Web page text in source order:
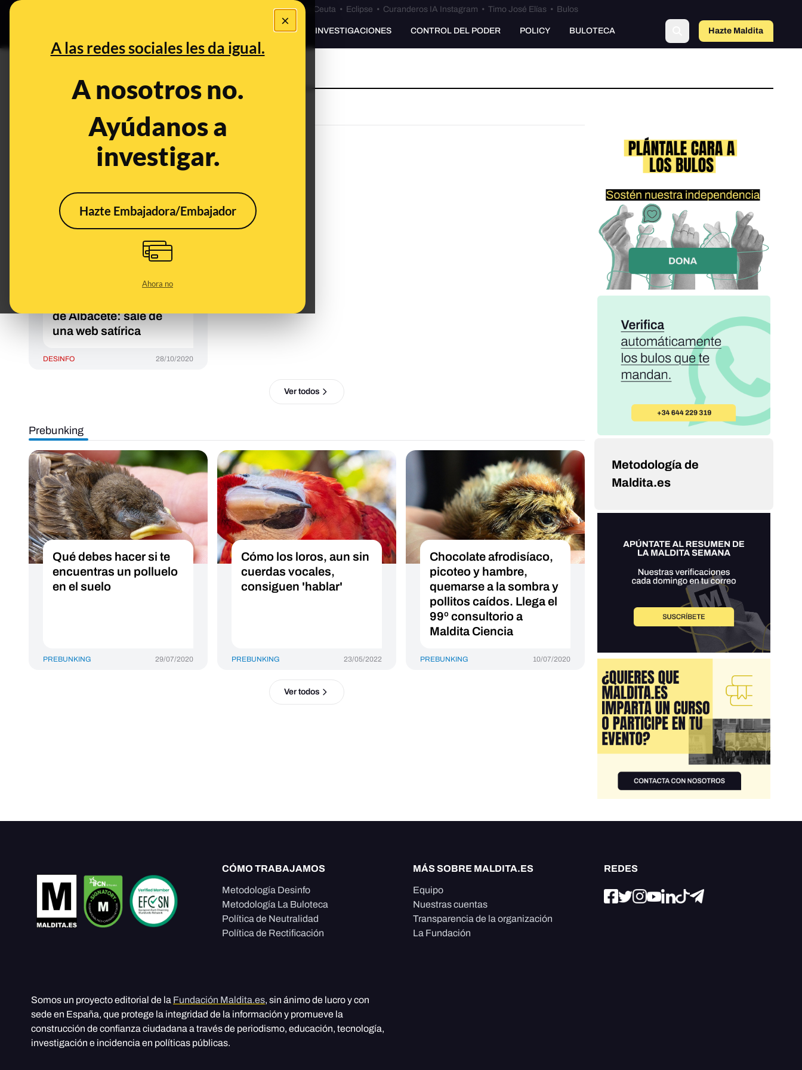
×
A las redes sociales les da igual.
A nosotros no.
Ayúdanos a
investigar.
Hazte Embajadora/Embajador
Ahora no
Especial Ceuta•Bulos Ceuta • Eclipse • Curanderos IA Instagram • Timo José Elías • Bulos
PREBUNKING INVESTIGACIONES CONTROL DEL PODER POLICY BULOTECA Hazte Maldita
No, una persona no se
disfrazó de pájaro, se
defecó encima de dos
de Albacete: sale de
una web satírica
DESINFO 28/10/2020
Ver todos
Prebunking
Qué debes hacer si te
encuentras un polluelo
en el suelo
PREBUNKING 29/07/2020
Cómo los loros, aun sin
cuerdas vocales,
consiguen 'hablar'
PREBUNKING 23/05/2022
Chocolate afrodisíaco,
picoteo y hambre,
quemarse a la sombra y
pollitos caídos. Llega el
99º consultorio a
Maldita Ciencia
PREBUNKING 10/07/2020
Ver todos
Metodología de
Maldita.es
CÓMO TRABAJAMOS
Metodología Desinfo
Metodología La Buloteca
Política de Neutralidad
Política de Rectificación
MÁS SOBRE MALDITA.ES
Equipo
Nuestras cuentas
Transparencia de la organización
La Fundación
REDES
Somos un proyecto editorial de la Fundación Maldita.es, sin ánimo de lucro y con
sede en España, que protege la integridad de la información y promueve la
construcción de confianza ciudadana a través de periodismo, educación, tecnología,
investigación e incidencia en políticas públicas.